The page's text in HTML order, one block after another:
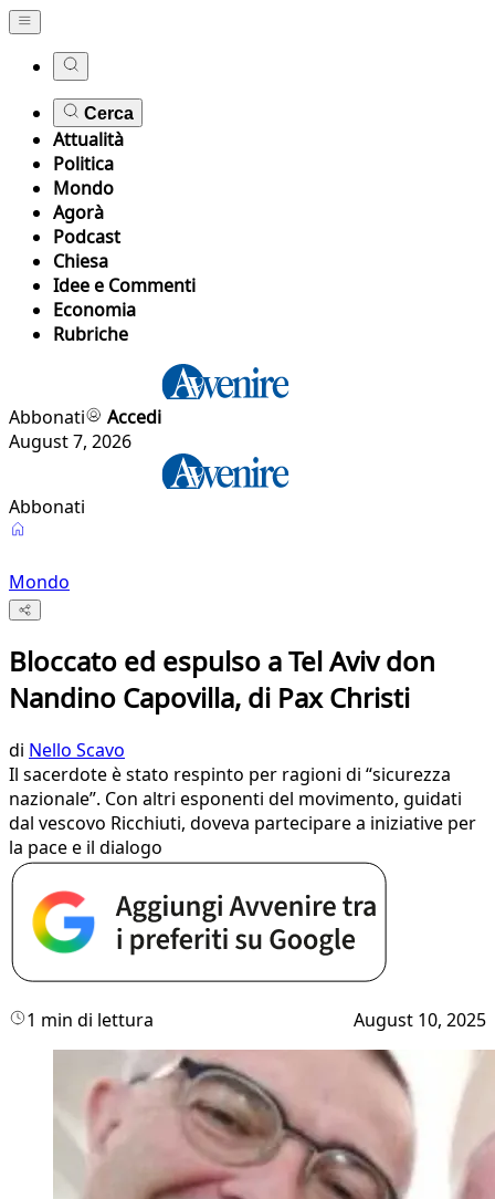
Cerca
Attualità
Politica
Mondo
Agorà
Podcast
Chiesa
Idee e Commenti
Economia
Rubriche
Abbonati
Accedi
August 7, 2026
Abbonati
Mondo
Bloccato ed espulso a Tel Aviv don
Nandino Capovilla, di Pax Christi
di Nello Scavo
Il sacerdote è stato respinto per ragioni di “sicurezza
nazionale”. Con altri esponenti del movimento, guidati
dal vescovo Ricchiuti, doveva partecipare a iniziative per
la pace e il dialogo
1 min di lettura August 10, 2025